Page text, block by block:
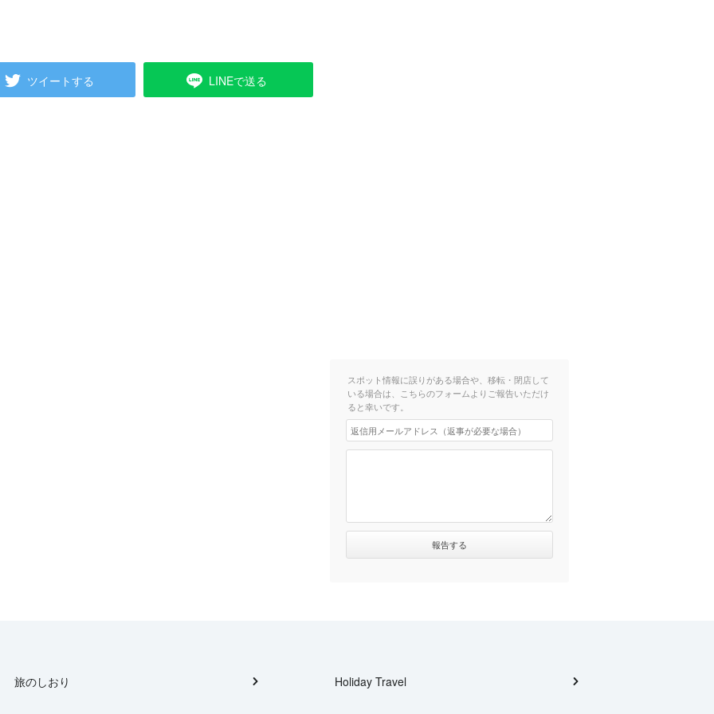
ツイートする LINEで送る
スポット情報に誤りがある場合や、移転・閉店して
いる場合は、こちらのフォームよりご報告いただけ
ると幸いです。
旅のしおり Holiday Travel